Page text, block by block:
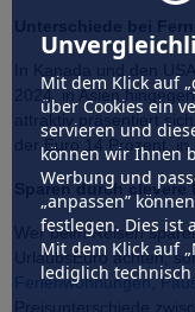
Mit dem Klick auf
über Cookies ein
servieren und
können wir Ihnen
Werbung und
„anpassen”
festlegen. Dies ist
Mit dem Klick auf
lediglich
2024, in Asien
attraktiv präsentiert
der Euro 14 Prozent,
Sparen durch
Wer beim Reisen
UrlaubsEuro achten,
Ferienwohnungen,